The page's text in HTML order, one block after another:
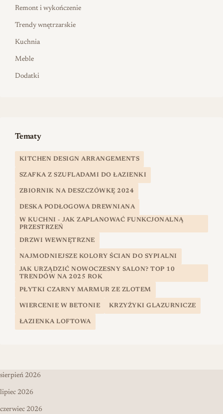
Remont i wykończenie
Trendy wnętrzarskie
Kuchnia
Meble
Dodatki
Tematy
KITCHEN DESIGN ARRANGEMENTS
SZAFKA Z SZUFLADAMI DO ŁAZIENKI
ZBIORNIK NA DESZCZÓWKĘ 2024
DESKA PODŁOGOWA DREWNIANA
W KUCHNI - JAK ZAPLANOWAĆ FUNKCJONALNĄ
PRZESTRZEŃ
DRZWI WEWNĘTRZNE
NAJMODNIEJSZE KOLORY ŚCIAN DO SYPIALNI
JAK URZĄDZIĆ NOWOCZESNY SALON? TOP 10
TRENDÓW NA 2025 ROK
PŁYTKI CZARNY MARMUR ZE ZLOTEM
WIERCENIE W BETONIE KRZYŻYKI GLAZURNICZE
ŁAZIENKA LOFTOWA
sierpień 2026
lipiec 2026
czerwiec 2026